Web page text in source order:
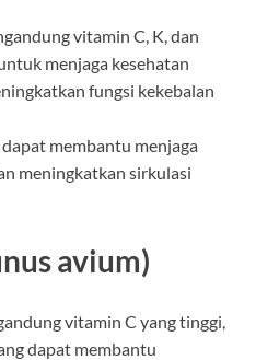
vitamin C, K, dan
menjaga kesehatan
fungsi kekebalan
dapat membantu menjaga
meningkatkan sirkulasi
avium)
vitamin C yang tinggi,
dapat membantu